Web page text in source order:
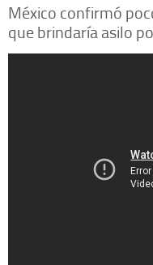
México confirmó
que brindaría asilo